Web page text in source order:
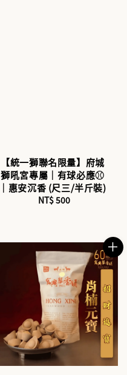
【統一獅聯名限量】府城
獅吼宮專屬｜有球必應⚾
｜惠安沉香 (尺三/半斤裝)
Regular
NT$ 500